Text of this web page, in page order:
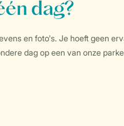
dag?
en foto's. Je hoeft geen
dag op een van onze